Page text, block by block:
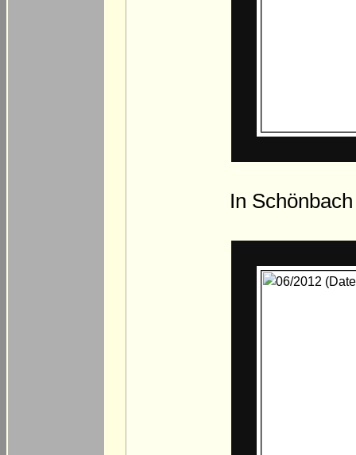
In